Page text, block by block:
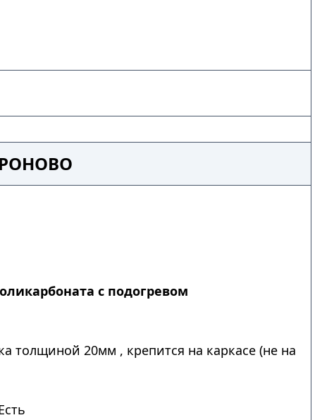
с подогревом
толщиной 20мм , крепится на каркасе (не на